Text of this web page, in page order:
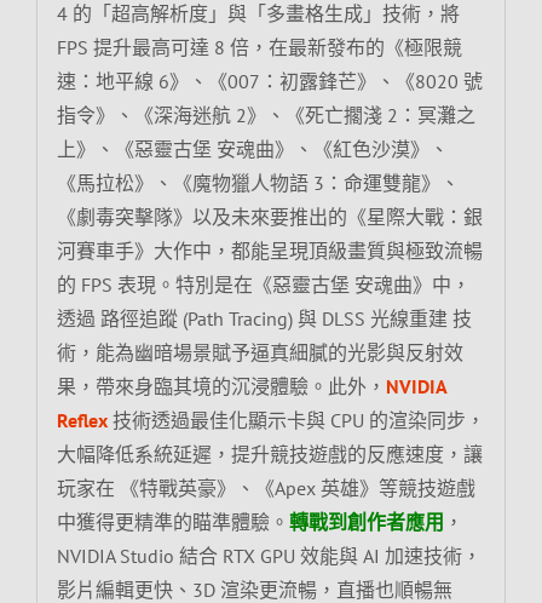
4 的「超高解析度」與「多畫格生成」技術，將
FPS 提升最高可達 8 倍，在最新發布的《極限競
速：地平線 6》、《007：初露鋒芒》、《8020 號
指令》、《深海迷航 2》、《死亡擱淺 2：冥灘之
上》、《惡靈古堡 安魂曲》、《紅色沙漠》、
《馬拉松》、《魔物獵人物語 3：命運雙龍》、
《劇毒突擊隊》以及未來要推出的《星際大戰：銀
河賽車手》大作中，都能呈現頂級畫質與極致流暢
的 FPS 表現。特別是在《惡靈古堡 安魂曲》中，
透過 路徑追蹤 (Path Tracing) 與 DLSS 光線重建 技
術，能為幽暗場景賦予逼真細膩的光影與反射效
果，帶來身臨其境的沉浸體驗。此外， NVIDIA
Reflex技術透過最佳化顯示卡與 CPU 的渲染同步，
大幅降低系統延遲，提升競技遊戲的反應速度，讓
玩家在 《特戰英豪》、《Apex 英雄》等競技遊戲
中獲得更精準的瞄準體驗。 轉戰到創作者應用 ，
NVIDIA Studio 結合 RTX GPU 效能與 AI 加速技術，
影片編輯更快、3D 渲染更流暢，直播也順暢無